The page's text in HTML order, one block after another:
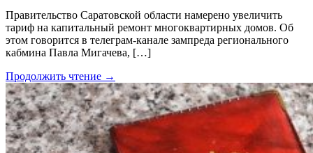
Правительство Саратовской области намерено увеличить
тариф на капитальный ремонт многоквартирных домов. Об
этом говорится в телеграм-канале зампреда регионального
кабмина Павла Мигачева, […]
Продолжить чтение →